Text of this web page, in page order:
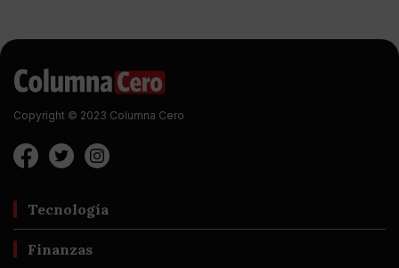
Copyright © 2023 Columna Cero
Tecnología
Finanzas